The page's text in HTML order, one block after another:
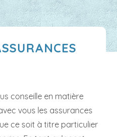
conseille en matière
vous les assurances
ce soit à titre particulier